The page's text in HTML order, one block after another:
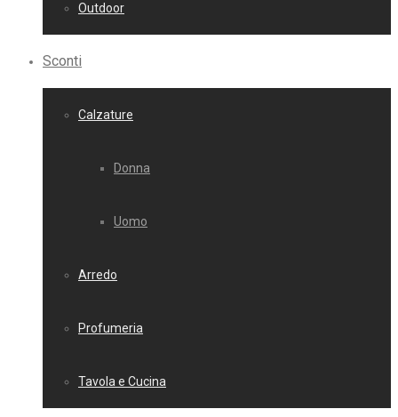
Outdoor
Sconti
Calzature
Donna
Uomo
Arredo
Profumeria
Tavola e Cucina